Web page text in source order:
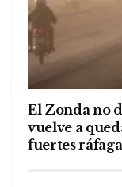
El Zonda no
vuelve a
fuertes